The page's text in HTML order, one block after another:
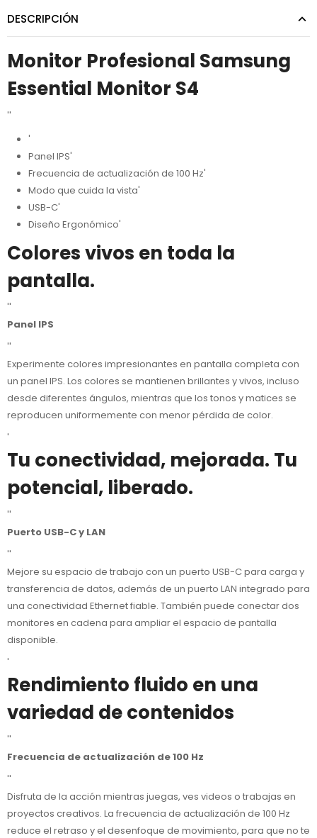
DESCRIPCIÓN
Monitor Profesional Samsung
Essential Monitor S4
''
'
Panel IPS'
Frecuencia de actualización de 100 Hz'
Modo que cuida la vista'
USB-C'
Diseño Ergonómico'
Colores vivos en toda la
pantalla.
''
Panel IPS
''
Experimente colores impresionantes en pantalla completa con
un panel IPS. Los colores se mantienen brillantes y vivos, incluso
desde diferentes ángulos, mientras que los tonos y matices se
reproducen uniformemente con menor pérdida de color.
'
Tu conectividad, mejorada. Tu
potencial, liberado.
''
Puerto USB-C y LAN
''
Mejore su espacio de trabajo con un puerto USB-C para carga y
transferencia de datos, además de un puerto LAN integrado para
una conectividad Ethernet fiable. También puede conectar dos
monitores en cadena para ampliar el espacio de pantalla
disponible.
'
Rendimiento fluido en una
variedad de contenidos
''
Frecuencia de actualización de 100 Hz
''
Disfruta de la acción mientras juegas, ves videos o trabajas en
proyectos creativos. La frecuencia de actualización de 100 Hz
reduce el retraso y el desenfoque de movimiento, para que no te